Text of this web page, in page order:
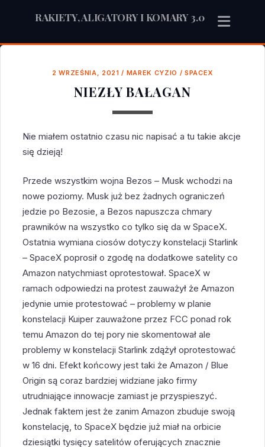
RAKIETY, ALIGATORY I KOMARY 3.0
2 WRZEŚNIA, 2021 / MAREK CYZIO / SPACEX
NIEZŁY BAŁAGAN
Nie miałem ostatnio czasu nic napisać a tu takie akcje
się dzieją!
Przede wszystkim wojna Bezos – Musk wchodzi na
nowe poziomy. Musk już bez żadnych ograniczeń
jedzie po Bezosie, a Bezos napuszcza chmary
prawników na wszystko co tylko się da w SpaceX.
Ostatnia wymiana ciosów dotyczy konstelacji Starlink
– SpaceX poprosił o zgodę na dodatkowe satelity co
Amazon natychmiast oprotestował. SpaceX w
ramach odpowiedzi na protest zauważył że Amazon
jedynie umie protestować – problemy w planie
konstelacji Kuiper zauważone przez FCC ponad rok
temu Amazon do tej pory nie skomentował ale
problemy w konstelacji Starlink zdążył oprotestować
w 16 dni. Efekt końcowy jest taki że Amazon / Blue
Origin są coraz bardziej widziane jako firmy
utrudniające innowacje zamiast je przyspieszyć.
Jednak faktem jest że zanim Amazon zbuduje swoją
konstelację, to SpaceX będzie już miał na orbicie
dziesiątki tysięcy satelitów oferujących znacznie